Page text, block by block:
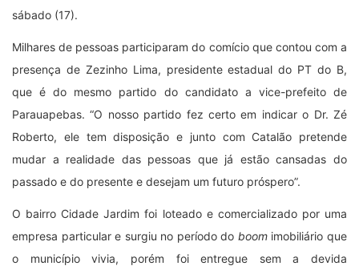
sábado (17).
Milhares de pessoas participaram do comício que contou com a
presença de Zezinho Lima, presidente estadual do PT do B,
que é do mesmo partido do candidato a vice-prefeito de
Parauapebas. “O nosso partido fez certo em indicar o Dr. Zé
Roberto, ele tem disposição e junto com Catalão pretende
mudar a realidade das pessoas que já estão cansadas do
passado e do presente e desejam um futuro próspero”.
O bairro Cidade Jardim foi loteado e comercializado por uma
empresa particular e surgiu no período do boomimobiliário que
o município vivia, porém foi entregue sem a devida